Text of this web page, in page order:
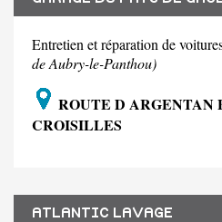
Entretien et réparation de
de Aubry-le-Panthou)
ROUTE D ARGENTAN
CROISILLES
ATLANTIC LAVAGE